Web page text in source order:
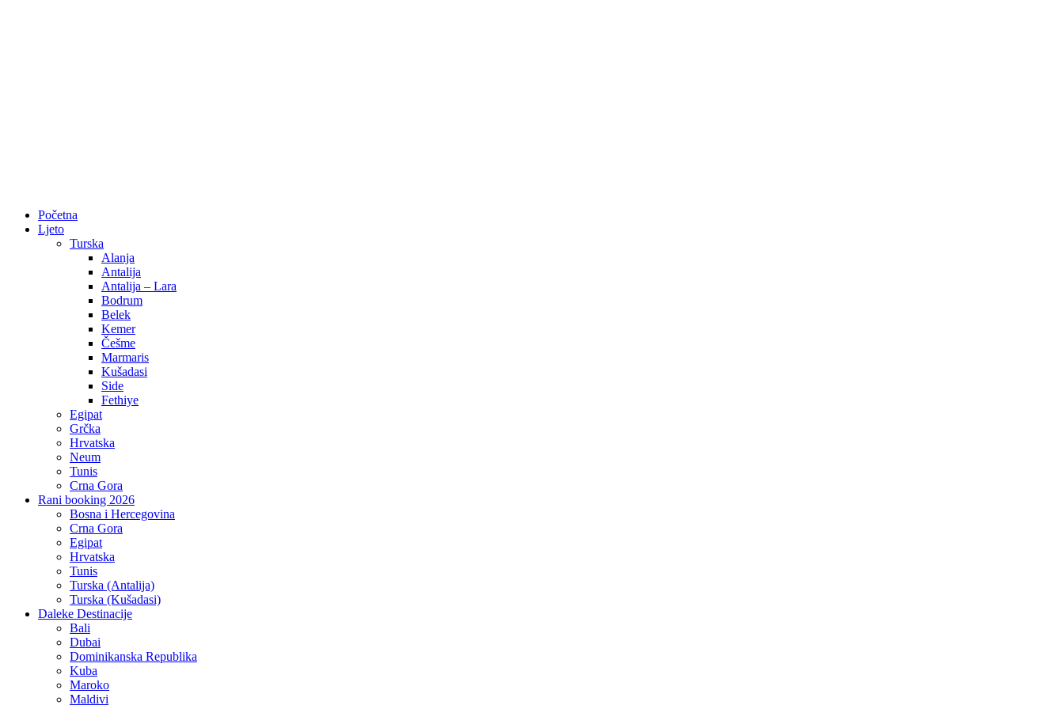
Početna
Ljeto
Turska
Alanja
Antalija
Antalija – Lara
Bodrum
Belek
Kemer
Češme
Marmaris
Kušadasi
Side
Fethiye
Egipat
Grčka
Hrvatska
Neum
Tunis
Crna Gora
Rani booking 2026
Bosna i Hercegovina
Crna Gora
Egipat
Hrvatska
Tunis
Turska (Antalija)
Turska (Kušadasi)
Daleke Destinacije
Bali
Dubai
Dominikanska Republika
Kuba
Maroko
Maldivi